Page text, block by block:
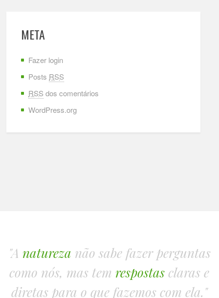
META
Fazer login
Posts RSS
RSS dos comentários
WordPress.org
"A natureza não sabe fazer perguntas
como nós, mas tem respostas claras e
diretas para o que fazemos com ela."